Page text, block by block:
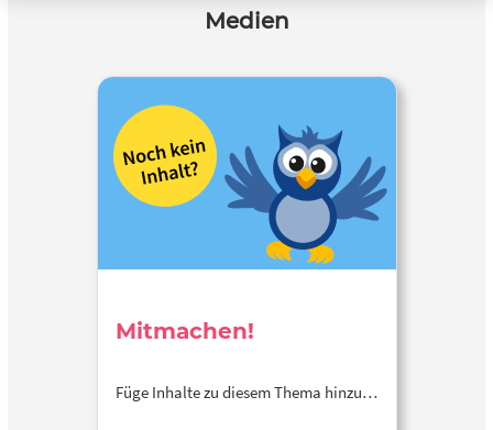
Medien
Mitmachen!
Füge Inhalte zu diesem Thema hinzu…